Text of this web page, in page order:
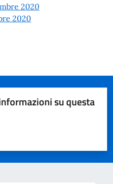
2020
2020
su questa
su 5
5